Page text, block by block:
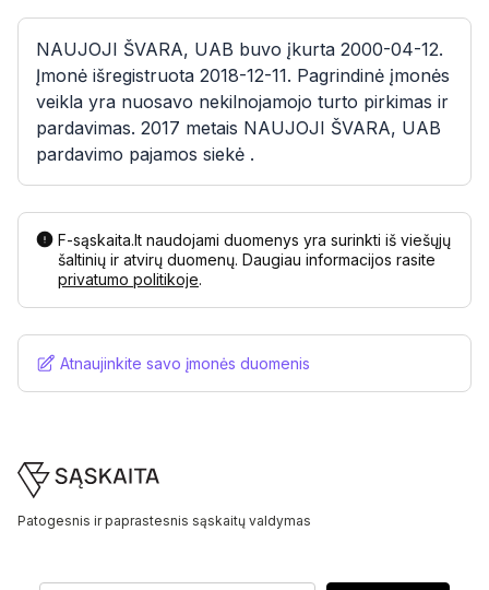
NAUJOJI ŠVARA, UAB buvo įkurta 2000-04-12.
Įmonė išregistruota 2018-12-11. Pagrindinė įmonės
veikla yra nuosavo nekilnojamojo turto pirkimas ir
pardavimas. 2017 metais NAUJOJI ŠVARA, UAB
pardavimo pajamos siekė .
F-sąskaita.lt naudojami duomenys yra surinkti iš viešųjų
šaltinių ir atvirų duomenų. Daugiau informacijos rasite
privatumo politikoje.
Atnaujinkite savo įmonės duomenis
Footer
Patogesnis ir paprastesnis sąskaitų valdymas